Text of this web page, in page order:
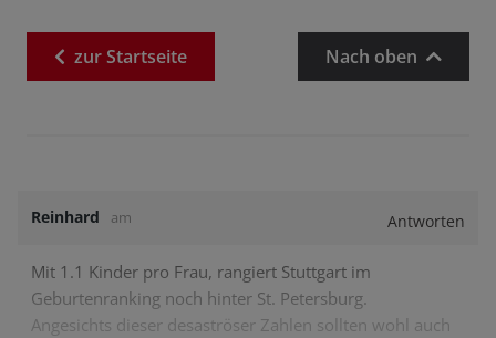
zurStartseite Nach oben
Reinhard am Antworten
Mit 1.1 Kinder pro Frau, rangiert Stuttgart im
Geburtenranking noch hinter St. Petersburg.
Angesichts dieser desaströser Zahlen sollten wohl auch